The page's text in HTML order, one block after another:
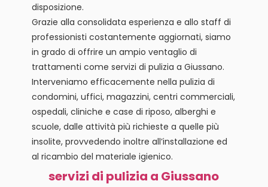
disposizione.
Grazie alla consolidata esperienza e allo staff di
professionisti costantemente aggiornati, siamo
in grado di offrire un ampio ventaglio di
trattamenti come servizi di pulizia a Giussano.
Interveniamo efficacemente nella pulizia di
condomini, uffici, magazzini, centri commerciali,
ospedali, cliniche e case di riposo, alberghi e
scuole, dalle attività più richieste a quelle più
insolite, provvedendo inoltre all’installazione ed
al ricambio del materiale igienico.
servizi di pulizia a Giussano